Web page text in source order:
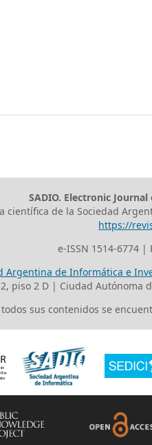
SADIO. Electronic
científica de la Sociedad
https://
e-ISSN 1514-6774
Argentina de Informática e
piso 2 D | Ciudad Autónoma
sus contenidos se